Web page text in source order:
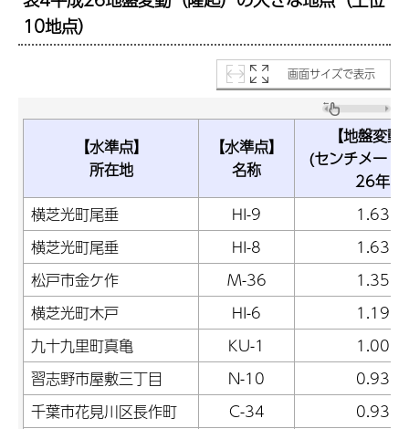
10地点）
画面サイズで表示
【水準点】
所在地
【水準点】
名称
【地盤変動
(センチメート
26年
横芝光町尾垂
HI-9
1.63
横芝光町尾垂
HI-8
1.63
松戸市金ケ作
M-36
1.35
横芝光町木戸
HI-6
1.19
九十九里町真亀
KU-1
1.00
習志野市屋敷三丁目
N-10
0.93
千葉市花見川区長作町
C-34
0.93